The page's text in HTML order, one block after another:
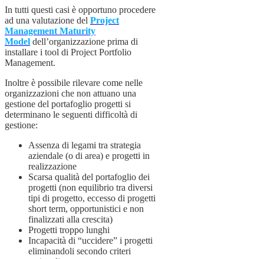
In tutti questi casi è opportuno procedere
ad una valutazione del Project
Management Maturity
Model dell’organizzazione prima di
installare i tool di Project Portfolio
Management.
Inoltre è possibile rilevare come nelle
organizzazioni che non attuano una
gestione del portafoglio progetti si
determinano le seguenti difficoltà di
gestione:
Assenza di legami tra strategia
aziendale (o di area) e progetti in
realizzazione
Scarsa qualità del portafoglio dei
progetti (non equilibrio tra diversi
tipi di progetto, eccesso di progetti
short term, opportunistici e non
finalizzati alla crescita)
Progetti troppo lunghi
Incapacità di “uccidere” i progetti
eliminandoli secondo criteri